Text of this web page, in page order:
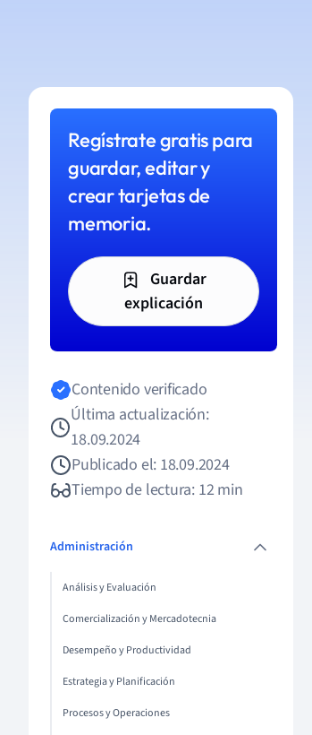
Regístrate gratis para
guardar, editar y
crear tarjetas de
memoria.
Guardar
explicación
Contenido verificado
Última actualización:
18.09.2024
Publicado el: 18.09.2024
Tiempo de lectura: 12 min
Administración
Análisis y Evaluación
Comercialización y Mercadotecnia
Desempeño y Productividad
Estrategia y Planificación
Procesos y Operaciones